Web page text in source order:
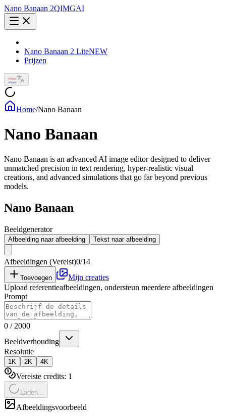
Nano Banaan 2QIMGAI
Nano Banaan 2 LiteNEW
Prijzen
🇳🇱
Home/Nano Banaan
Nano Banaan
Nano Banaan is an advanced AI image editor designed to deliver
unmatched precision in text rendering, hyper-realistic visual
creations, and advanced simulations that go far beyond previous
models.
Nano Banaan
Beeldgenerator
Afbeelding naar afbeelding Tekst naar afbeelding
Afbeeldingen (Vereist)0/14
Toevoegen
Mijn creaties
Upload referentieafbeeldingen, ondersteun meerdere afbeeldingen
Prompt
0 / 2000
Beeldverhouding
Resolutie
1K 2K 4K
Vereiste credits: 1
Laden...
Afbeeldingsvoorbeeld